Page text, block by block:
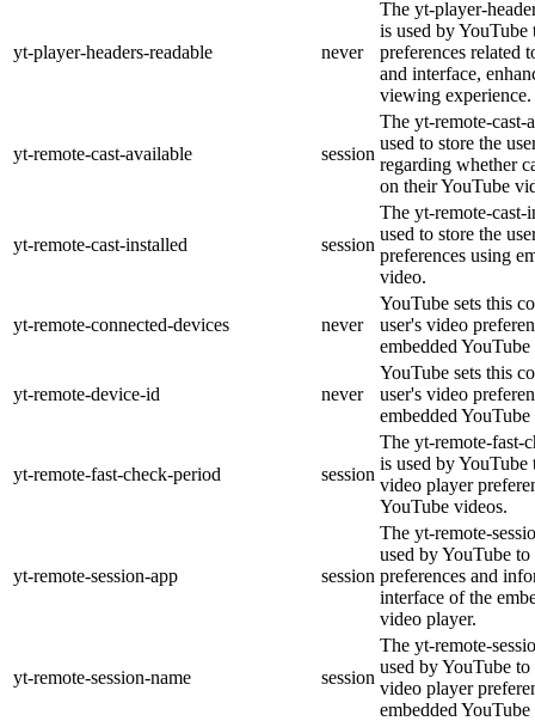
yt-player-headers-readable never
The yt-player-
is used by YouTube
preferences related
and interface,
viewing experience.
yt-remote-cast-available session
The yt-remote-cast-
used to store the
regarding whether
on their YouTube
yt-remote-cast-installed session
The yt-remote-cast-
used to store the
preferences using
video.
yt-remote-connected-devices never
YouTube sets this
user's video
embedded
yt-remote-device-id never
YouTube sets this
user's video
embedded
yt-remote-fast-check-period session
The yt-remote-fast-
is used by YouTube
video player
YouTube videos.
yt-remote-session-app session
The yt-remote-
used by YouTube to
preferences and
interface of the
video player.
yt-remote-session-name session
The yt-remote-
used by YouTube to
video player
embedded